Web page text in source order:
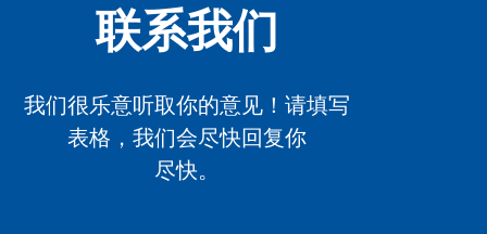
联系我们
我们很乐意听取你的意见！请填写
表格，我们会尽快回复你
尽快。